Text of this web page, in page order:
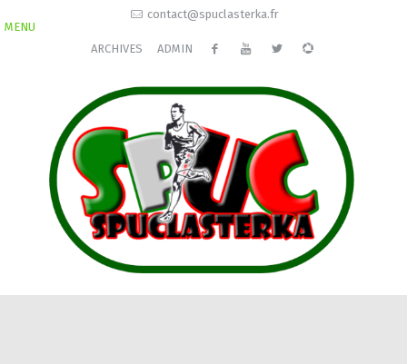
contact@spuclasterka.fr
ARCHIVES ADMIN
MENU